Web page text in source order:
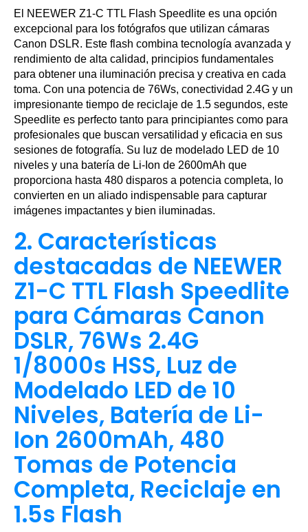
El NEEWER Z1-C TTL Flash Speedlite es una opción
excepcional para los fotógrafos que utilizan cámaras
Canon DSLR. Este flash combina tecnología avanzada y
rendimiento de alta calidad, principios fundamentales
para obtener una iluminación precisa y creativa en cada
toma. Con una potencia de 76Ws, conectividad 2.4G y un
impresionante tiempo de reciclaje de 1.5 segundos, este
Speedlite es perfecto tanto para principiantes como para
profesionales que buscan versatilidad y eficacia en sus
sesiones de fotografía. Su luz de modelado LED de 10
niveles y una batería de Li-Ion de 2600mAh que
proporciona hasta 480 disparos a potencia completa, lo
convierten en un aliado indispensable para capturar
imágenes impactantes y bien iluminadas.
2. Características
destacadas de NEEWER
Z1-C TTL Flash Speedlite
para Cámaras Canon
DSLR, 76Ws 2.4G
1/8000s HSS, Luz de
Modelado LED de 10
Niveles, Batería de Li-
Ion 2600mAh, 480
Tomas de Potencia
Completa, Reciclaje en
1.5s Flash